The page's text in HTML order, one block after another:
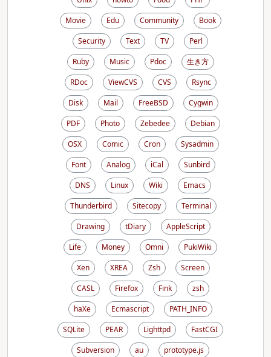
Movie
Edu Community
Book
Security
Text TV
Perl
Ruby
Music Pdoc
生き方
RDoc
ViewCVS CVS
Rsync
Disk
Mail FreeBSD
Cygwin
PDF
Photo Zebedee
Debian
OSX
Comic Cron
Sysadmin
Font
Analog iCal
Sunbird
DNS
Linux Wiki
Emacs
Thunderbird
Sitecopy
Terminal
Drawing
tDiary
AppleScript
Life
Money Omni
PukiWiki
Xen
XREA Zsh
Screen
CASL
Firefox Fink
zsh
haXe
Ecmascript
PATH_INFO
SQLite
PEAR Lighttpd
FastCGI
Subversion
au
prototype.js